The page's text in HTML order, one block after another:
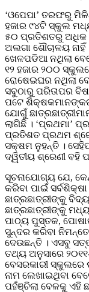
‘ଓପେପା’ ତରଫରୁ
ହଜାର ୯୪ଟି ସ୍କୁଲ
୫୦ ପ୍ରତିଶତରୁ ଅଧିକ
ଅଲଗା ଶୌଚାଳୟ
ଖେଳପଡିଆ ନଥିଲା
୧୨ ହଜାର ୨୦୦
ରୋଷେଇଘର ନଥିଲା
ସବୁଠାରୁ ପରିତାପର
ପଟେ
ଯୋଗୁଁ
ଲାଗିଛି । ‘ପ୍ରଥମା’
ପ୍ରତିଶତ ପ୍ରଥମ
ସକ୍ଷମ ନୁହନ୍ତି ।
ଦ୍ୱିତୀୟ ଶ୍ରେଣୀ ବହି
ସୂଚନାଯୋଗ୍ୟ ଯେ,
କରିବା ପାଇଁ
ଛାତ୍ରଛାତ୍ରୀଙ୍କୁ
ଛାତ୍ରଛାତ୍ରୀଙ୍କୁ
ପାଠ୍ୟ ପୁସ୍ତକ,
ସୁନ୍ଦର କରିବା
ଦେଉଛନ୍ତି । ଏସବୁ
ତଥ୍ୟ ଅନୁସାରେ
ବେସରକାରୀ ସ୍କୁଲରେ
ନାମ ଲେଖାଇଥିବା
ପହଁଞ୍ଚିଲା ବେଳକୁ ଏହି